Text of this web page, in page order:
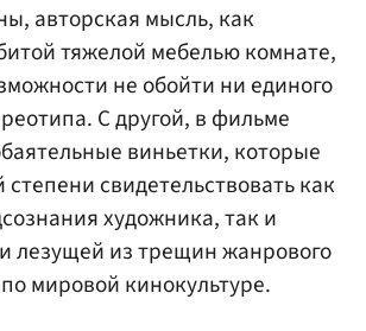
авторская мысль, как
тяжелой мебелью комнате,
не обойти ни единого
С другой, в фильме
виньетки, которые
степени свидетельствовать как
художника, так и
лезущей из трещин жанрового
мировой кинокультуре.